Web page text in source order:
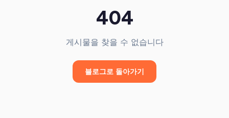
404
게시물을 찾을 수 없습니다
블로그로 돌아가기